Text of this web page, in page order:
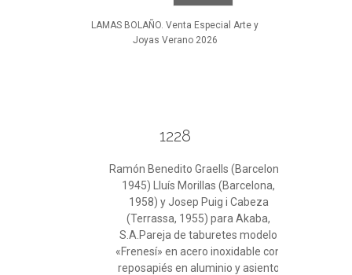
LAMAS BOLAÑO. Venta Especial Arte y
Joyas Verano 2026
1228
Ramón Benedito Graells (Barcelona,
1945) Lluís Morillas (Barcelona,
1958) y Josep Puig i Cabeza
(Terrassa, 1955) para Akaba,
S.A.Pareja de taburetes modelo
«Frenesí» en acero inoxidable con
reposapiés en aluminio y asiento